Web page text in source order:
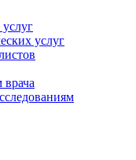
услуг